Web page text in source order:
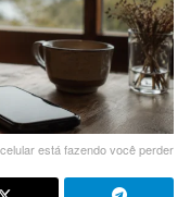
está fazendo você perder